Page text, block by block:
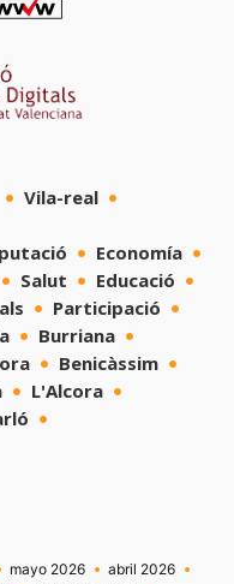
Vila-real
Economía
Salut
Educació
Participació
Burriana
Benicàssim
L'Alcora
mayo 2026
abril 2026